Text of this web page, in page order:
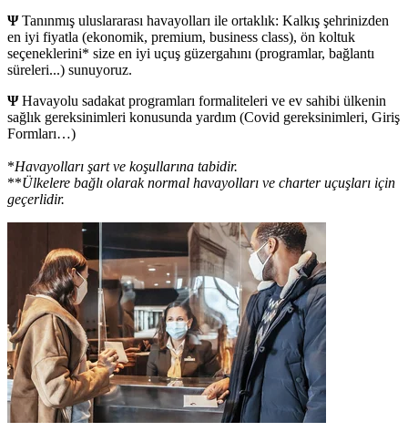
ΨTanınmış uluslararası havayolları ile ortaklık: Kalkış şehrinizden
en iyi fiyatla (ekonomik, premium, business class), ön koltuk
seçeneklerini* size en iyi uçuş güzergahını (programlar, bağlantı
süreleri...) sunuyoruz.
ΨHavayolu sadakat programları formaliteleri ve ev sahibi ülkenin
sağlık gereksinimleri konusunda yardım (Covid gereksinimleri, Giriş
Formları…)
*Havayolları şart ve koşullarına tabidir.
**Ülkelere bağlı olarak normal havayolları ve charter uçuşları için
geçerlidir.